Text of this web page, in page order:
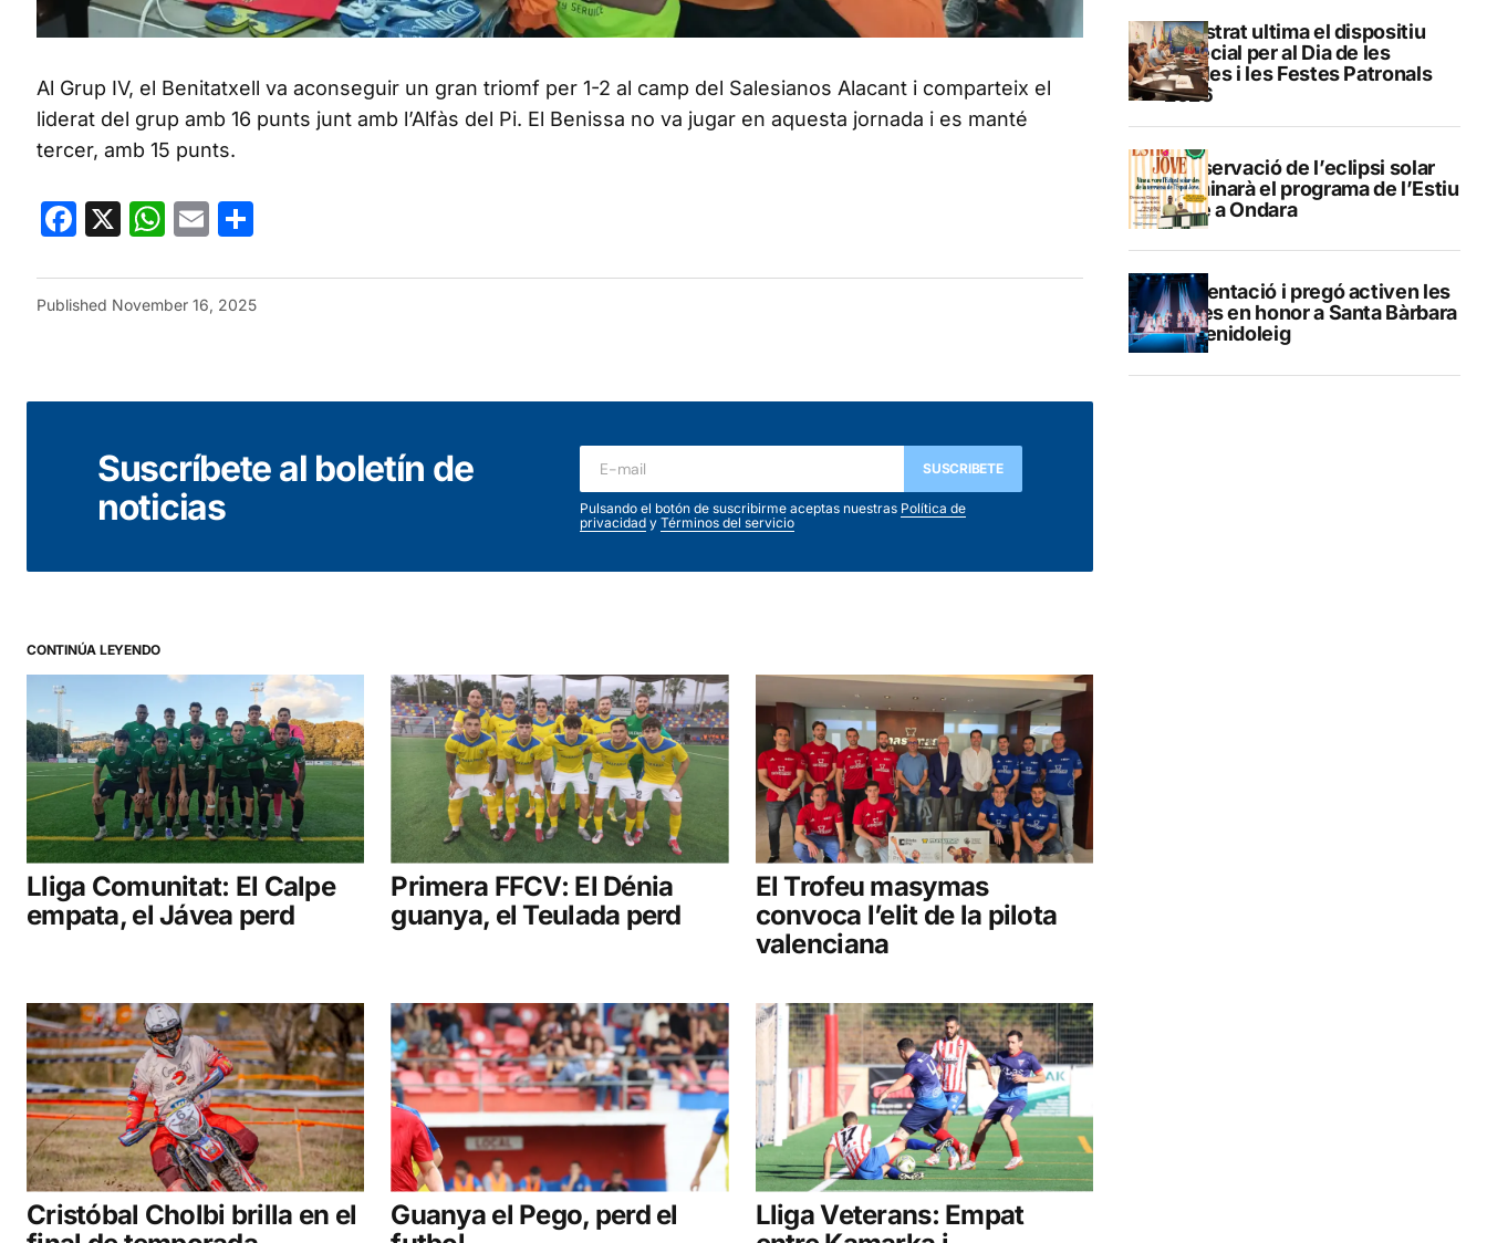
Al Grup IV, el Benitatxell va aconseguir un gran triomf per 1-2 al camp del Salesianos Alacant i comparteix el
liderat del grup amb 16 punts junt amb l’Alfàs del Pi. El Benissa no va jugar en aquesta jornada i es manté
tercer, amb 15 punts.
Facebook
X WhatsApp
Email
Published November 16, 2025
Suscríbete al boletín de
noticias
SUSCRIBETE
Pulsando el botón de suscribirme aceptas nuestras Política de
privacidad y Términos del servicio
CONTINÚA LEYENDO
Lliga Comunitat: El Calpe
empata, el Jávea perd
Primera FFCV: El Dénia
guanya, el Teulada perd
El Trofeu masymas
convoca l’elit de la pilota
valenciana
Cristóbal Cholbi brilla en el
Guanya el Pego, perd el
Lliga Veterans: Empat
Finestrat ultima el dispositiu
especial per al Dia de les
Paelles i les Festes Patronals
2026
L’observació de l’eclipsi solar
culminarà el programa de l’Estiu
Jove a Ondara
Presentació i pregó activen les
festes en honor a Santa Bàrbara
de Benidoleig